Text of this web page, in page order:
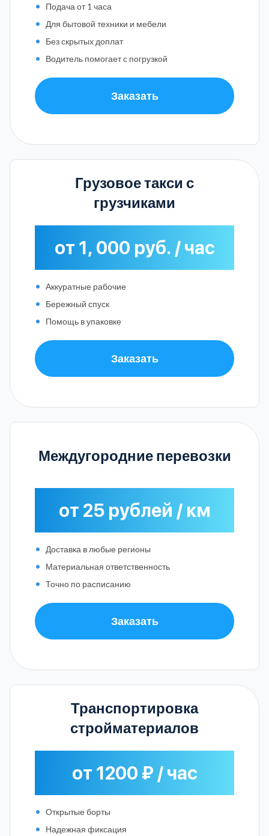
Подача от 1 часа
Для бытовой техники и мебели
Без скрытых доплат
Водитель помогает с погрузкой
Заказать
Грузовое такси с
грузчиками
от 1, 000 руб. / час
Аккуратные рабочие
Бережный спуск
Помощь в упаковке
Заказать
Междугородние перевозки
от 25 рублей / км
Доставка в любые регионы
Материальная ответственность
Точно по расписанию
Заказать
Транспортировка
стройматериалов
от 1200 ₽ / час
Открытые борты
Надежная фиксация